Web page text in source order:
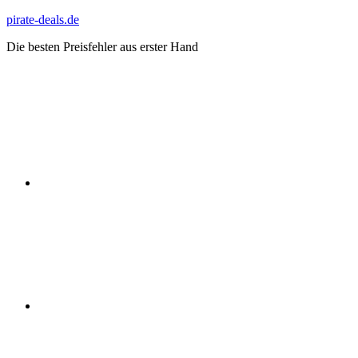
Zum
springen
pirate-deals.de
Die besten Preisfehler aus erster Hand